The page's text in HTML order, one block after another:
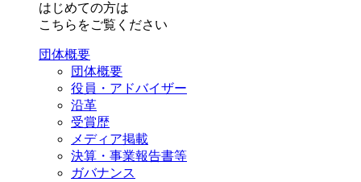
はじめての方は
こちらをご覧ください
団体概要
団体概要
役員・アドバイザー
沿革
受賞歴
メディア掲載
決算・事業報告書等
ガバナンス